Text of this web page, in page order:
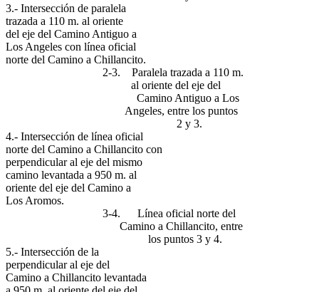
3.- Intersección de paralela
trazada a 110 m. al oriente
del eje del Camino Antiguo a
Los Angeles con línea oficial
norte del Camino a Chillancito.
2-3. Paralela trazada a 110 m.
al oriente del eje del
Camino Antiguo a Los
Angeles, entre los puntos
2 y 3.
4.- Intersección de línea oficial
norte del Camino a Chillancito con
perpendicular al eje del mismo
camino levantada a 950 m. al
oriente del eje del Camino a
Los Aromos.
3-4. Línea oficial norte del
Camino a Chillancito, entre
los puntos 3 y 4.
5.- Intersección de la
perpendicular al eje del
Camino a Chillancito levantada